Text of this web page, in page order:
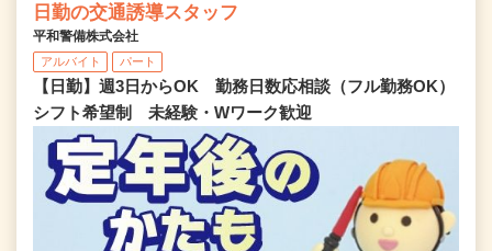
日勤の交通誘導スタッフ
平和警備株式会社
アルバイト パート
【日勤】週3日からOK 勤務日数応相談（フル勤務OK）
シフト希望制 未経験・Wワーク歓迎